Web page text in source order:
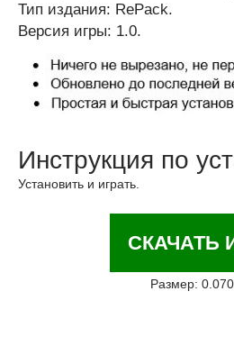
Тип издания: RePack.
Версия игры: 1.0.
Инструкция по
Установить и играть.
СКАЧАТЬ
Размер: